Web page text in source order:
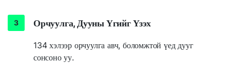
Орчуулга, Дууны Үгийг Үзэх
134 хэлээр орчуулга авч, боломжтой үед дууг
сонсоно уу.